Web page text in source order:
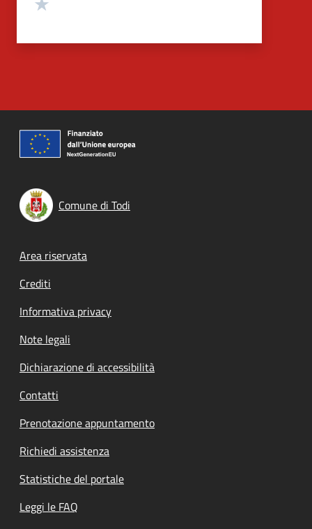
Comune di Todi
Footer menu
Area riservata
Crediti
Informativa privacy
Note legali
Dichiarazione di accessibilità
Contatti
Prenotazione appuntamento
Richiedi assistenza
Statistiche del portale
Leggi le FAQ